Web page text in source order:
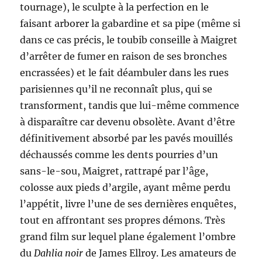
tournage), le sculpte à la perfection en le
faisant arborer la gabardine et sa pipe (même si
dans ce cas précis, le toubib conseille à Maigret
d’arrêter de fumer en raison de ses bronches
encrassées) et le fait déambuler dans les rues
parisiennes qu’il ne reconnaît plus, qui se
transforment, tandis que lui-même commence
à disparaître car devenu obsolète. Avant d’être
définitivement absorbé par les pavés mouillés
déchaussés comme les dents pourries d’un
sans-le-sou, Maigret, rattrapé par l’âge,
colosse aux pieds d’argile, ayant même perdu
l’appétit, livre l’une de ses dernières enquêtes,
tout en affrontant ses propres démons. Très
grand film sur lequel plane également l’ombre
duDahlia noirde James Ellroy. Les amateurs de